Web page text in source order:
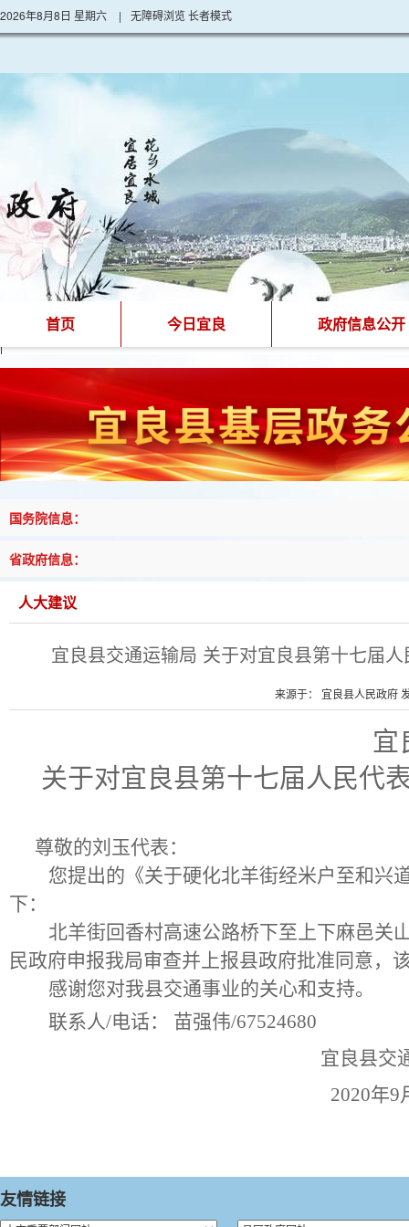
2026年8月8日 星期六 | 无障碍浏览长者模式
首页 今日宜良 政府信息公开
国务院信息：
省政府信息：
人大建议
宜良县交通运输局 关于对宜良县第十七届
来源于： 宜良县人民政府
宜
关于对宜良县第十七届人民代
尊敬的刘玉代表：
您提出的《关于硬化北羊街经米户至和兴
下：
北羊街回香村高速公路桥下至上下麻邑关
民政府申报我局审查并上报县政府批准同意，
感谢您对我县交通事业的关心和支持。
联系人/电话： 苗强伟/67524680
宜良县交
2020年9
友情链接